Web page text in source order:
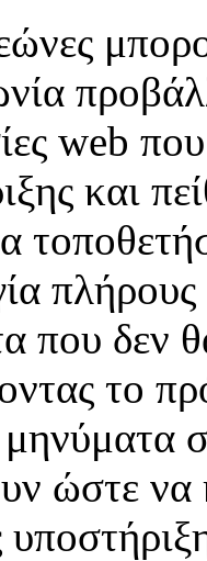
web
και
που δεν
το
ώστε να